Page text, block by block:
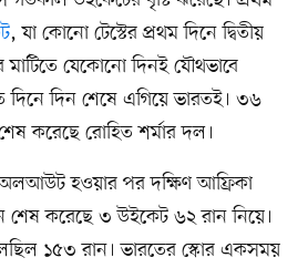
, যা কোনো টেস্টের প্রথম দিনে দ্বিতীয়
মাটিতে যেকোনো দিনই যৌথভাবে
দিন শেষে এগিয়ে ভারতই। ৩৬
করেছে রোহিত শর্মার দল।
অলআউট হওয়ার পর দক্ষিণ আফ্রিকা
শেষ করেছে ৩ উইকেট ৬২ রান নিয়ে।
১৫৩ রান। ভারতের স্কোর একসময়